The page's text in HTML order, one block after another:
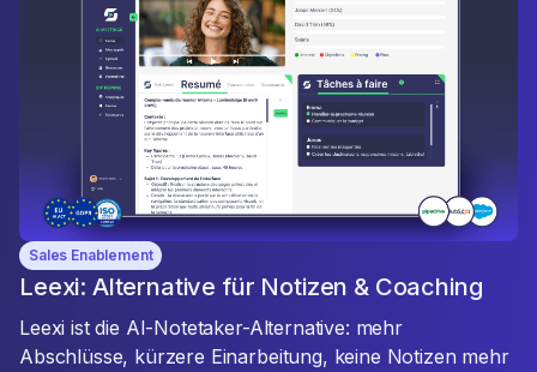
Sales Enablement
Leexi: Alternative für Notizen & Coaching
Leexi ist die AI-Notetaker-Alternative: mehr
Abschlüsse, kürzere Einarbeitung, keine Notizen mehr